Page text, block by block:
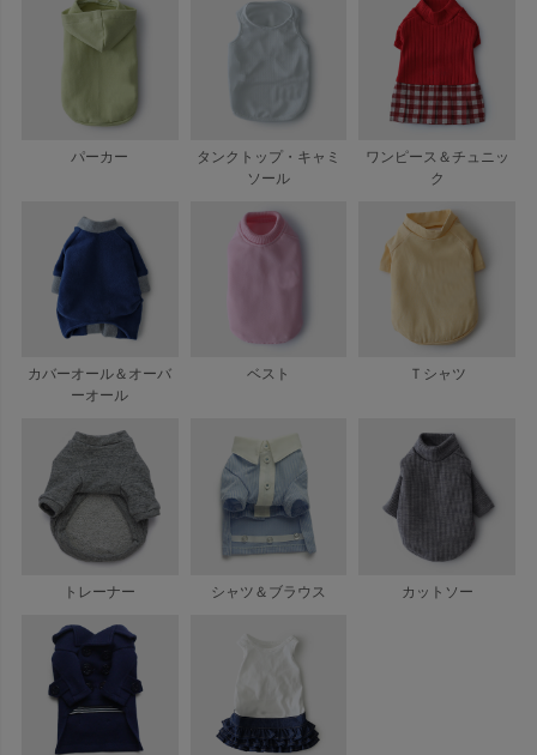
パーカー
タンクトップ・キャミ
ソール
ワンピース＆チュニッ
ク
カバーオール＆オーバ
ーオール
ベスト Ｔシャツ
トレーナー シャツ＆ブラウス カットソー